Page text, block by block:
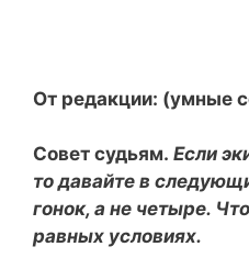
От редакции: (умные
Совет судьям. Если
то давайте в
гонок, а не четыре.
равных условиях.